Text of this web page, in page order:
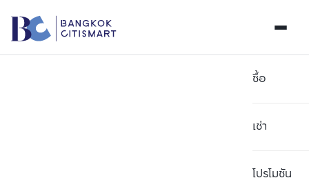
ซื้อ
เช่า
โปรโมชัน